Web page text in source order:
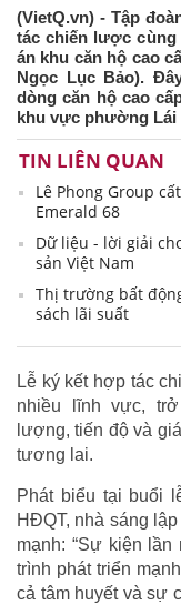
(VietQ.vn) - Tập
tác chiến lược cùng
án khu căn hộ cao
Ngọc Lục Bảo).
dòng căn hộ cao
khu vực phường Lái
TIN LIÊN QUAN
Lê Phong Group
Emerald 68
Dữ liệu - lời giải
sản Việt Nam
Thị trường bất
sách lãi suất
Lễ ký kết hợp tác
nhiều lĩnh vực, trở
lượng, tiến độ và
tương lai.
Phát biểu tại buổi
HĐQT, nhà sáng
mạnh: “Sự kiện
trình phát triển
cả tâm huyết và sự